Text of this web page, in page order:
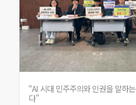
“AI 시대 민주주의와 인권을 말하
다”